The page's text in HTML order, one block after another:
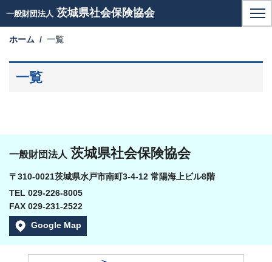
一般財団法人 茨城県社会保険協会
ホーム 一覧
一覧
一般財団法人 茨城県社会保険協会
〒310-0021茨城県水戸市南町3-4-12 常陽海上ビル8階
TEL 029-226-8005
FAX 029-231-2522
Google Map